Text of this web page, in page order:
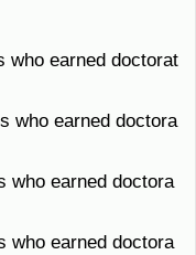
who earned doctorat
who earned doctora
who earned doctora
who earned doctora